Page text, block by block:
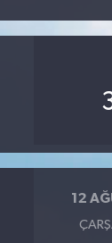
12